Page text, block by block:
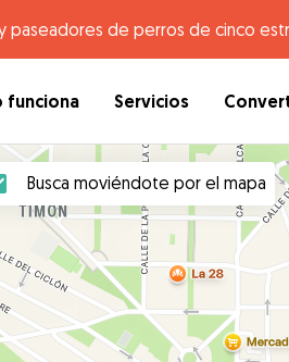
paseadores de perros de cinco
funciona Servicios
Busca moviéndote por el mapa